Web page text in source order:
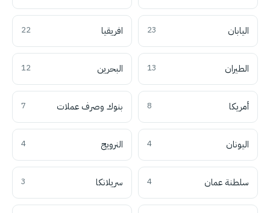
اليابان 23 افريقيا 22
الطيران 13 البحرين 12
أمريكا 8 بنوك وصرف عملات 7
اليونان 4 النرويج 4
سلطنة عمان 4 سريلانكا 3